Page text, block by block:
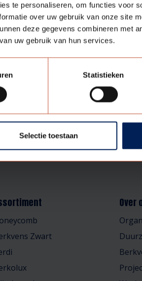
te personaliseren, om functies voor
over uw gebruik van onze site
deze gegevens combineren met
uw gebruik van hun services.
Statistieken
Selectie toestaan
Zwart
Over